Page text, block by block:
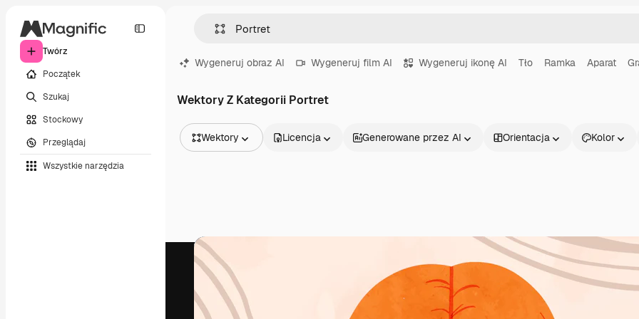
Twórz
Początek
Szukaj
Stockowy
Przeglądaj
Wszystkie narzędzia
Wygeneruj obraz AI Wygeneruj film AI Wygeneruj ikonę AI Tło Ramka Aparat
Wektory Z Kategorii Portret
Wektory
Filmy
Klipy wideo
Ruchome grafiki
Szablony wideo
Ikony
Modele 3D
Czcionki
Licencja Generowane przez AI Orientacja Kolor
Produkty